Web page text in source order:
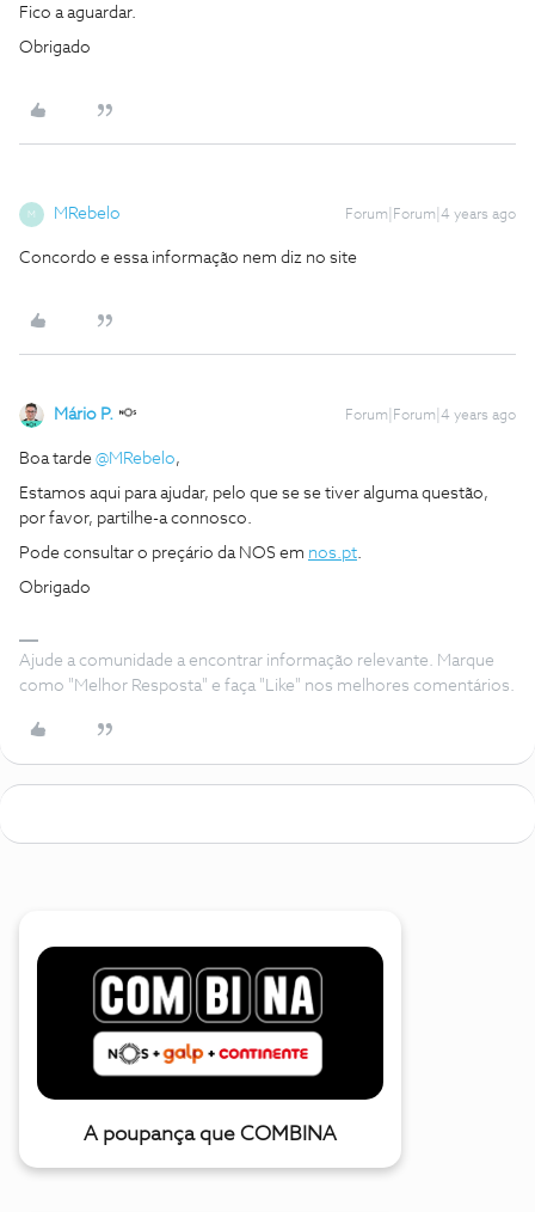
Fico a aguardar.
Obrigado
M MRebelo Forum|Forum|4 years ago
Concordo e essa informação nem diz no site
Mário P. Forum|Forum|4 years ago
Boa tarde @MRebelo,
Estamos aqui para ajudar, pelo que se se tiver alguma questão,
por favor, partilhe-a connosco.
Pode consultar o preçário da NOS em nos.pt.
Obrigado
Ajude a comunidade a encontrar informação relevante. Marque
como "Melhor Resposta" e faça "Like" nos melhores comentários.
A poupança que COMBINA